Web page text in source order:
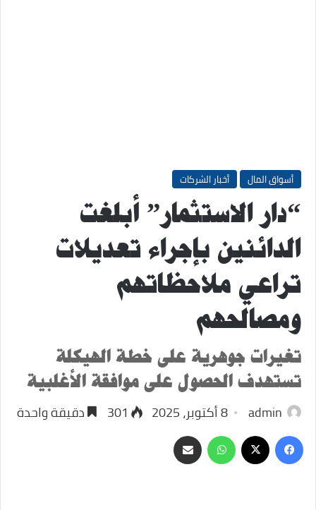
أسواق المال أخبار الشركات
“دار الاستثمار” أبلغت
الدائنين بإجراء تعديلات
تراعي ملاحظاتهم
ومصالحهم
تغيرات جوهرية على خطة الهيكلة
تستهدف الحصول على موافقة الأغلبية
admin 8 أكتوبر، 2025 301
دقيقة واحدة
فيسبوك
‫X واتسابمشاركة
عبر